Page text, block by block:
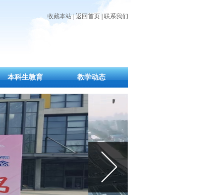
收藏本站|返回首页| 联系我们
本科生教育 教学动态